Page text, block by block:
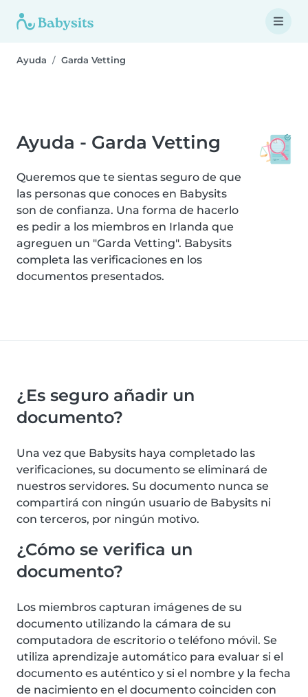
Ayuda Garda Vetting
Ayuda - Garda Vetting
Queremos que te sientas seguro de que
las personas que conoces en Babysits
son de confianza. Una forma de hacerlo
es pedir a los miembros en Irlanda que
agreguen un "Garda Vetting". Babysits
completa las verificaciones en los
documentos presentados.
¿Es seguro añadir un
documento?
Una vez que Babysits haya completado las
verificaciones, su documento se eliminará de
nuestros servidores. Su documento nunca se
compartirá con ningún usuario de Babysits ni
con terceros, por ningún motivo.
¿Cómo se verifica un
documento?
Los miembros capturan imágenes de su
documento utilizando la cámara de su
computadora de escritorio o teléfono móvil. Se
utiliza aprendizaje automático para evaluar si el
documento es auténtico y si el nombre y la fecha
de nacimiento en el documento coinciden con